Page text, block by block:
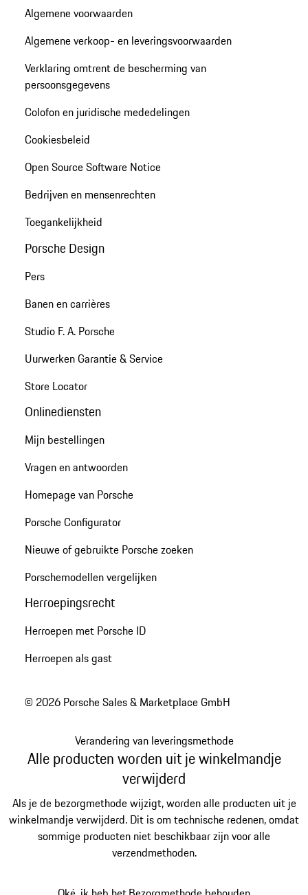
Algemene voorwaarden
Algemene verkoop- en leveringsvoorwaarden
Verklaring omtrent de bescherming van
persoonsgegevens
Colofon en juridische mededelingen
Cookiesbeleid
Open Source Software Notice
Bedrijven en mensenrechten
Toegankelijkheid
Porsche Design
Pers
Banen en carrières
Studio F. A. Porsche
Uurwerken Garantie & Service
Store Locator
Onlinediensten
Mijn bestellingen
Vragen en antwoorden
Homepage van Porsche
Porsche Configurator
Nieuwe of gebruikte Porsche zoeken
Porschemodellen vergelijken
Herroepingsrecht
Herroepen met Porsche ID
Herroepen als gast
© 2026 Porsche Sales & Marketplace GmbH
Verandering van leveringsmethode
Alle producten worden uit je winkelmandje
verwijderd
Als je de bezorgmethode wijzigt, worden alle producten uit je
winkelmandje verwijderd. Dit is om technische redenen, omdat
sommige producten niet beschikbaar zijn voor alle
verzendmethoden.